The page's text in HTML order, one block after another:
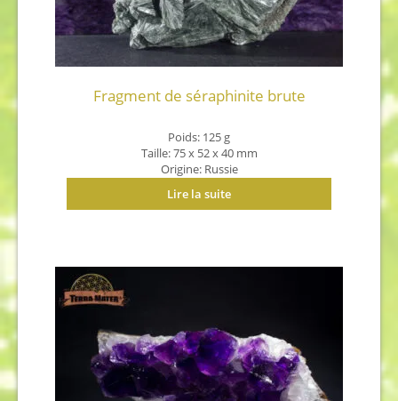
Fragment de séraphinite brute
Poids: 125 g
Taille: 75 x 52 x 40 mm
Origine: Russie
Lire la suite